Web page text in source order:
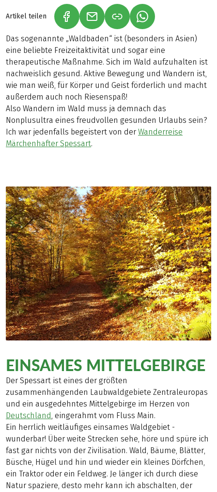
Artikel teilen (LINK ÖFFNET IN NEUEM TAB)
(LINK ÖFFNET IN NEUEM TAB)
(LINK ÖFFNET IN
Das sogenannte „Waldbaden“ ist (besonders in Asien)
eine beliebte Freizeitaktivität und sogar eine
therapeutische Maßnahme. Sich im Wald aufzuhalten ist
nachweislich gesund. Aktive Bewegung und Wandern ist,
wie man weiß, für Körper und Geist förderlich und macht
außerdem auch noch Riesenspaß!
Also Wandern im Wald muss ja demnach das
Nonplusultra eines freudvollen gesunden Urlaubs sein?
Ich war jedenfalls begeistert von der Wanderreise
Märchenhafter Spessart.
EINSAMES MITTELGEBIRGE
Der Spessart ist eines der größten
zusammenhängenden Laubwaldgebiete Zentraleuropas
und ein ausgedehntes Mittelgebirge im Herzen von
Deutschland , eingerahmt vom Fluss Main.
Ein herrlich weitläufiges einsames Waldgebiet -
wunderbar! Über weite Strecken sehe, höre und spüre ich
fast gar nichts von der Zivilisation. Wald, Bäume, Blätter,
Büsche, Hügel und hin und wieder ein kleines Dörfchen,
ein Traktor oder ein Feldweg. Je länger ich durch diese
Natur spaziere, desto mehr kann ich abschalten, der